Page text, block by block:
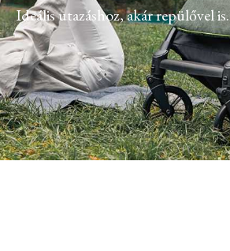
Ideális utazáshoz, akár repülővel is.